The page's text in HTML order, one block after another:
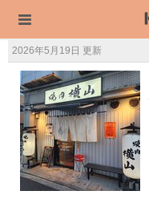
2026年5月19日 更新